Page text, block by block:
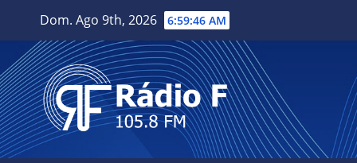
content
Dom. Ago 9th, 2026 6:59:47 AM